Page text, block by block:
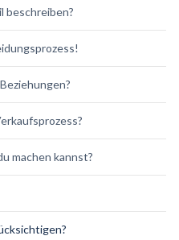
beschreiben?
machen kannst?